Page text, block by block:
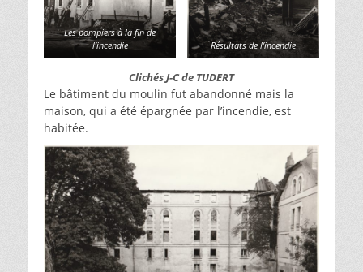
Les pompiers à la fin de
l’incendie
Résultats de l’incendie
Clichés J-C de TUDERT
Le bâtiment du moulin fut abandonné mais la
maison, qui a été épargnée par l’incendie, est
habitée.